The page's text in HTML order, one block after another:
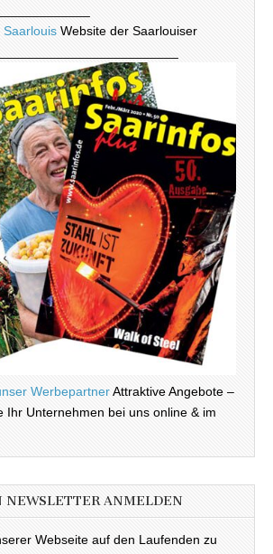
Saarlouis Website der Saarlouiser
WerbepartnerAttraktive Angebote –
Ihr Unternehmen bei uns online & im
NEWSLETTER ANMELDEN
Webseite auf den Laufenden zu